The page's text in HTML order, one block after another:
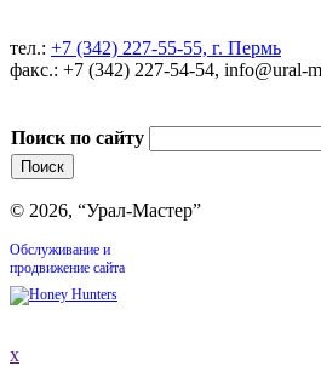
тел.: +7 (342) 227-55-55, г. Пермь
факс.: +7 (342) 227-54-54, info@ural-
Поиск по сайту
© 2026, “Урал-Мастер”
Обслуживание и
продвижение сайта
x